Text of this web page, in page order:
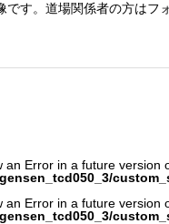
です。道場関係者の方はフ
Error in a future version
Error in a future version